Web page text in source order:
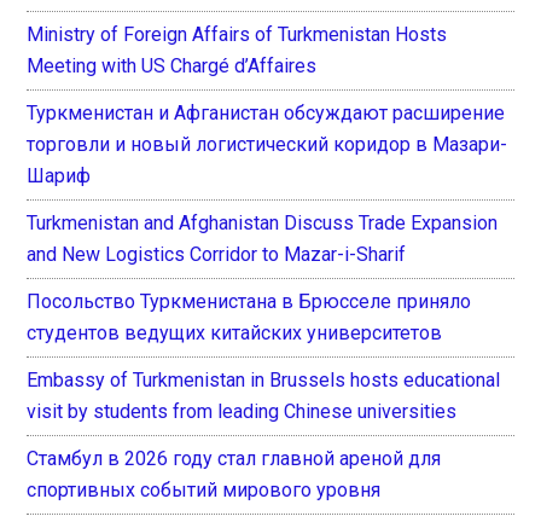
Ministry of Foreign Affairs of Turkmenistan Hosts
Meeting with US Chargé d’Affaires
Туркменистан и Афганистан обсуждают расширение
торговли и новый логистический коридор в Мазари-
Шариф
Turkmenistan and Afghanistan Discuss Trade Expansion
and New Logistics Corridor to Mazar-i-Sharif
Посольство Туркменистана в Брюсселе приняло
студентов ведущих китайских университетов
Embassy of Turkmenistan in Brussels hosts educational
visit by students from leading Chinese universities
Стамбул в 2026 году стал главной ареной для
спортивных событий мирового уровня